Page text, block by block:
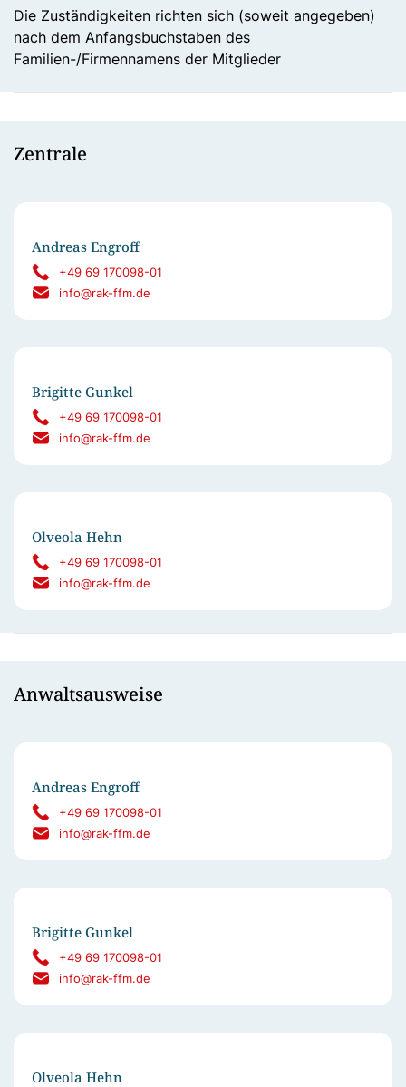
Die Zuständigkeiten richten sich (soweit angegeben)
nach dem Anfangsbuchstaben des
Familien-/Firmennamens der Mitglieder
Zentrale
Andreas Engroff
+49 69 170098-01
info@rak-ffm.de
Brigitte Gunkel
+49 69 170098-01
info@rak-ffm.de
Olveola Hehn
+49 69 170098-01
info@rak-ffm.de
Anwaltsausweise
Andreas Engroff
+49 69 170098-01
info@rak-ffm.de
Brigitte Gunkel
+49 69 170098-01
info@rak-ffm.de
Olveola Hehn